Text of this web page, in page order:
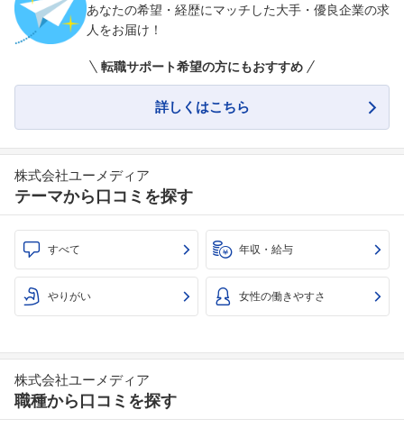
あなたの希望・経歴にマッチした大手・優良企業の求
人をお届け！
転職サポート希望の方にもおすすめ
詳しくはこちら
株式会社ユーメディア
テーマから口コミを探す
すべて 年収・給与
やりがい 女性の働きやすさ
株式会社ユーメディア
職種から口コミを探す